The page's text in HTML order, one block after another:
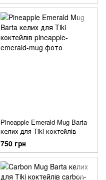
Pineapple Emerald Mug Barta
келих для Tiki коктейлів
750 грн